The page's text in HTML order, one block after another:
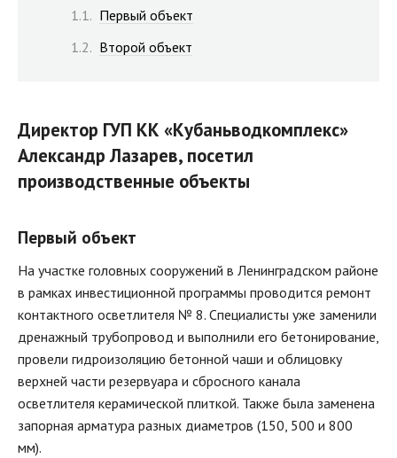
Первый объект
Второй объект
Директор ГУП КК «Кубаньводкомплекс»
Александр Лазарев, посетил
производственные объекты
Первый объект
На участке головных сооружений в Ленинградском районе
в рамках инвестиционной программы проводится ремонт
контактного осветлителя № 8. Специалисты уже заменили
дренажный трубопровод и выполнили его бетонирование,
провели гидроизоляцию бетонной чаши и облицовку
верхней части резервуара и сбросного канала
осветлителя керамической плиткой. Также была заменена
запорная арматура разных диаметров (150, 500 и 800
мм).